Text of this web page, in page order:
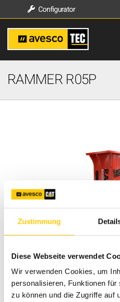
Zustimmung
Diese Webseite verwendet
Wir verwenden Cookies, um
personalisieren, Funktionen
zu können und die Zugriffe auf
Configurator
RAMMER R05P
RAMMER R05P
HYDRAULIC HAMMER